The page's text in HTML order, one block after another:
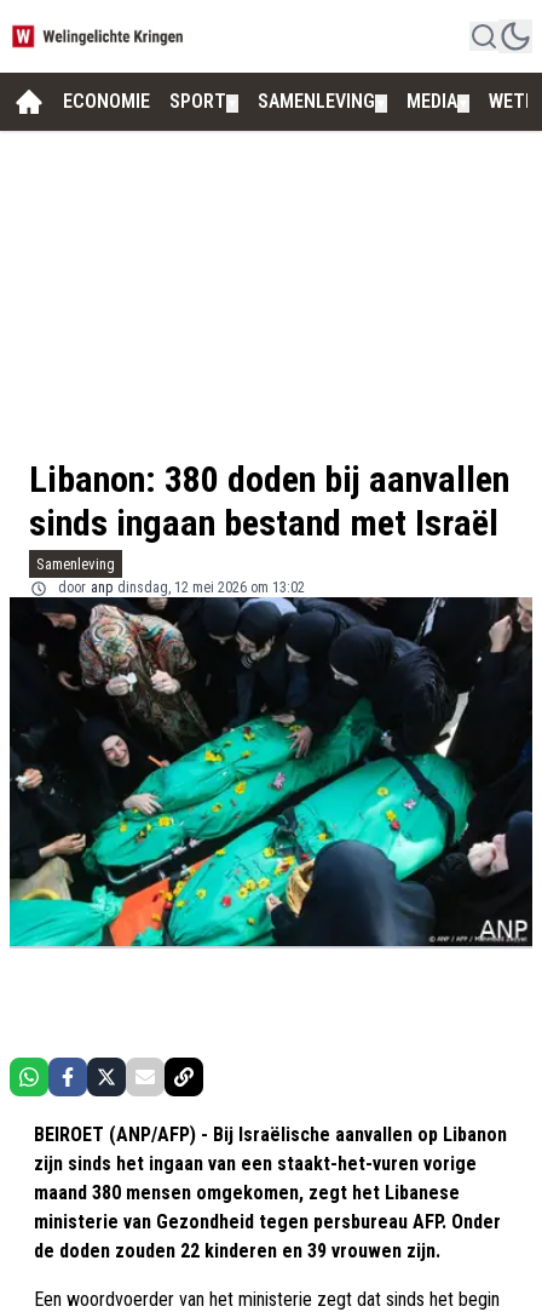
ECONOMIE SPORT SAMENLEVING MEDIA
Libanon: 380 doden bij aanvallen
sinds ingaan bestand met Israël
Samenleving
door anp dinsdag, 12 mei 2026 om 13:02
BEIROET (ANP/AFP) - Bij Israëlische aanvallen op Libanon
zijn sinds het ingaan van een staakt-het-vuren vorige
maand 380 mensen omgekomen, zegt het Libanese
ministerie van Gezondheid tegen persbureau AFP. Onder
de doden zouden 22 kinderen en 39 vrouwen zijn.
Een woordvoerder van het ministerie zegt dat sinds het begin